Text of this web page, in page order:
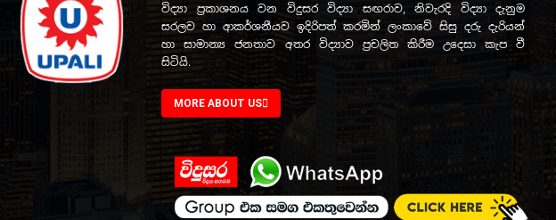
විද්‍යා ප්‍රකාශනය වන විදුසර විද්‍යා සඟරාව, නිවැරදි විද්‍යා දැනුම
සරලව හා ආකර්ශනීයව ඉදිරිපත් කරමින් ලංකාවේ සිසු දරු දැරියන්
හා සාමාන්‍ය ජනතාව අතර විද්‍යාව ප්‍රචලිත කිරීම උදෙසා කැප වී
සිටියි.
MORE ABOUT US